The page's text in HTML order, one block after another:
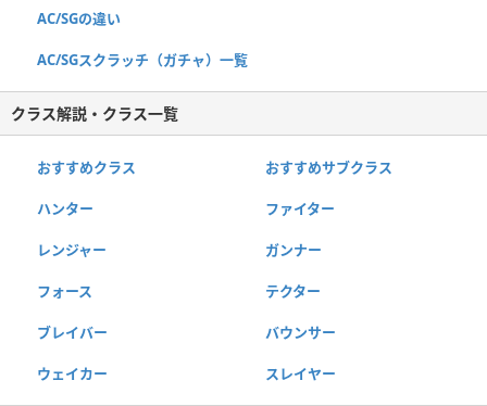
AC/SGの違い
AC/SGスクラッチ（ガチャ）一覧
クラス解説・クラス一覧
おすすめクラス おすすめサブクラス
ハンター ファイター
レンジャー ガンナー
フォース テクター
ブレイバー バウンサー
ウェイカー スレイヤー